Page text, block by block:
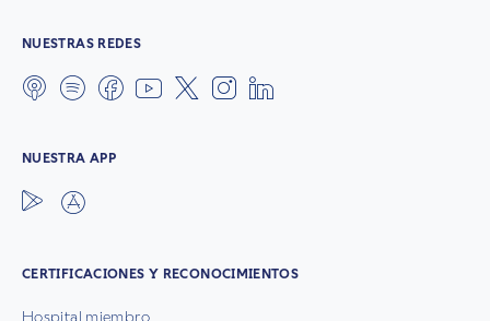
NUESTRAS REDES
NUESTRA APP
CERTIFICACIONES Y RECONOCIMIENTOS
Hospital miembro